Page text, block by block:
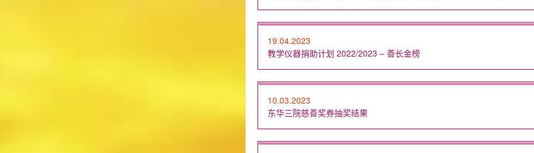
19.04.2023
教学仪器捐助计划 2022/2023 – 善长金榜
10.03.2023
东华三院慈善奖券抽奖结果